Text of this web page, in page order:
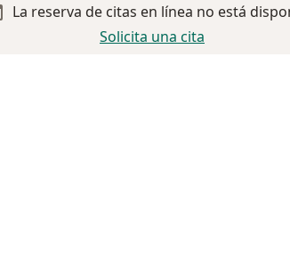
La reserva de citas en línea no está
Solicita una cita